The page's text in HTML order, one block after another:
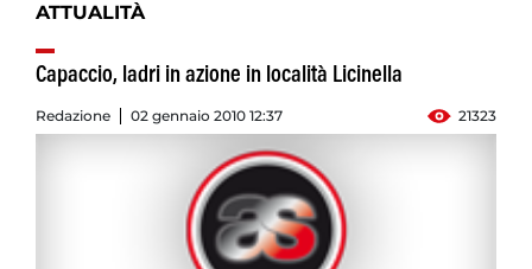
ATTUALITÀ
Capaccio, ladri in azione in località Licinella
Redazione 02 gennaio 2010 12:37 21323